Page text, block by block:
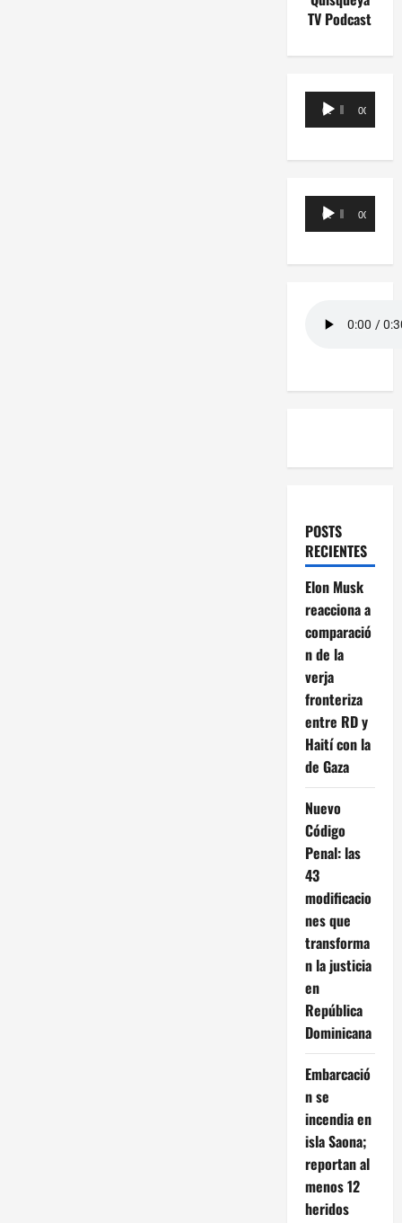
TV Podcast
Reproductor
de
00:00 00:00
Reproductor
de
00:00 00:00
POSTS
RECIENTES
Elon Musk
reacciona a
comparació
n de la
verja
fronteriza
entre RD y
Haití con la
de Gaza
Nuevo
Código
Penal: las
43
modificacio
nes que
transforma
n la justicia
en
República
Dominicana
Embarcació
n se
incendia en
isla Saona;
reportan al
menos 12
heridos